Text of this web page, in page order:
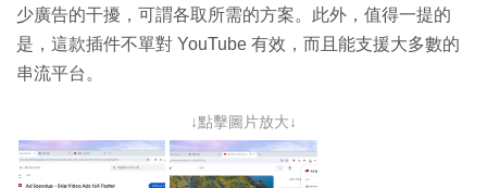
少廣告的干擾，可謂各取所需的方案。此外，值得一提的
是，這款插件不單對 YouTube 有效，而且能支援大多數的
串流平台。
↓點擊圖片放大↓